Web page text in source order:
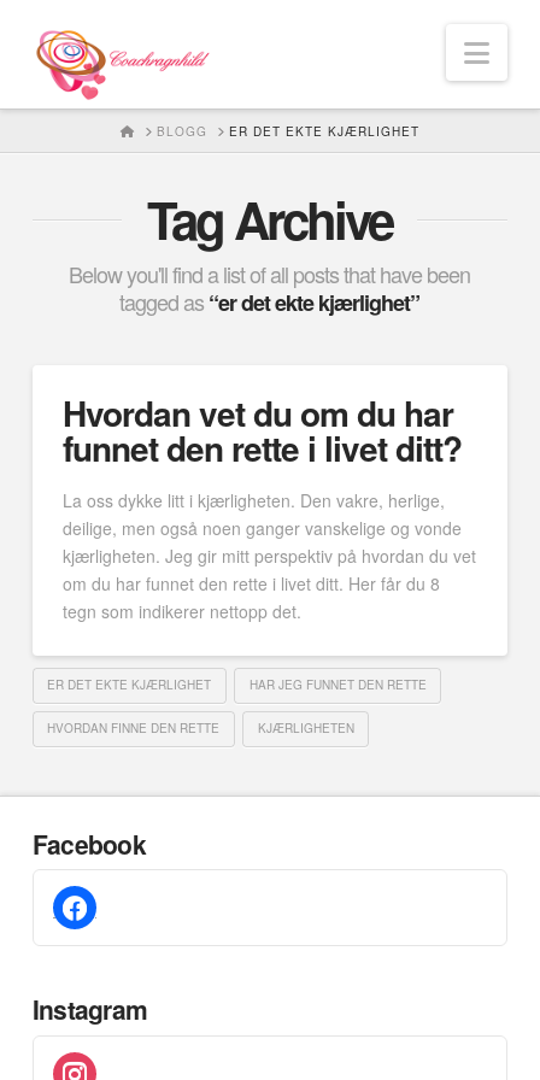
HOMEBLOGG ER DET EKTE KJÆRLIGHET
Tag Archive
Below you'll find a list of all posts that have been
tagged as“er det ekte kjærlighet”
Hvordan vet du om du har
funnet den rette i livet ditt?
La oss dykke litt i kjærligheten. Den vakre, herlige,
deilige, men også noen ganger vanskelige og vonde
kjærligheten. Jeg gir mitt perspektiv på hvordan du vet
om du har funnet den rette i livet ditt. Her får du 8
tegn som indikerer nettopp det.
ER DET EKTE KJÆRLIGHET HAR JEG FUNNET DEN RETTE
HVORDAN FINNE DEN RETTE KJÆRLIGHETEN
Facebook
facebook
Instagram
instagram